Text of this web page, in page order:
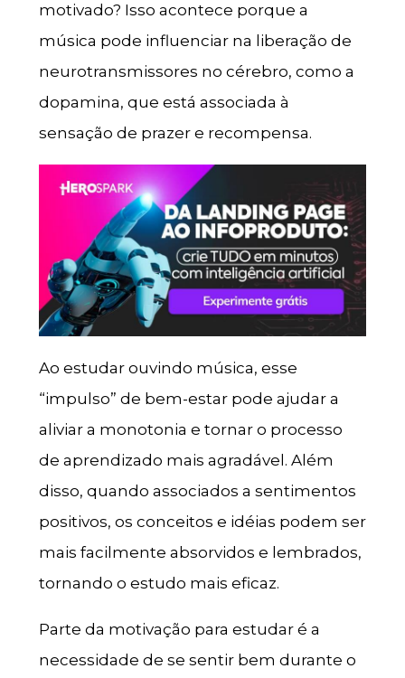
motivado? Isso acontece porque a
música pode influenciar na liberação de
neurotransmissores no cérebro, como a
dopamina, que está associada à
sensação de prazer e recompensa.
Ao estudar ouvindo música, esse
“impulso” de bem-estar pode ajudar a
aliviar a monotonia e tornar o processo
de aprendizado mais agradável. Além
disso, quando associados a sentimentos
positivos, os conceitos e idéias podem ser
mais facilmente absorvidos e lembrados,
tornando o estudo mais eficaz.
Parte da motivação para estudar é a
necessidade de se sentir bem durante o